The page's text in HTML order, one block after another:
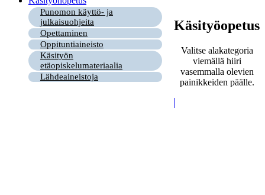
Punomon käyttö- ja
julkaisuohjeita
Opettaminen
Oppituntiaineisto
Käsityön
etäopiskelumateriaalia
Lähdeaineistoja
Käsityöopetus
Valitse alakategoria
viemällä hiiri
vasemmalla olevien
painikkeiden päälle.